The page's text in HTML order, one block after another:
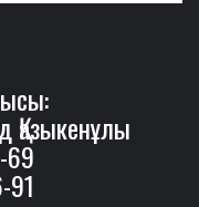
Қазыкенұлы
69
91